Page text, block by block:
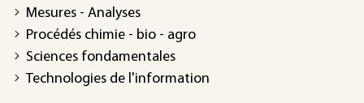
Mesures - Analyses
Procédés chimie - bio - agro
Sciences fondamentales
Technologies de l'information